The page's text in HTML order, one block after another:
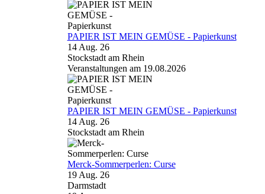
PAPIER IST MEIN GEMÜSE - Papierkunst
14 Aug. 26
Stockstadt am Rhein
Veranstaltungen am 19.08.2026
PAPIER IST MEIN GEMÜSE - Papierkunst
14 Aug. 26
Stockstadt am Rhein
Merck-Sommerperlen: Curse
19 Aug. 26
Darmstadt